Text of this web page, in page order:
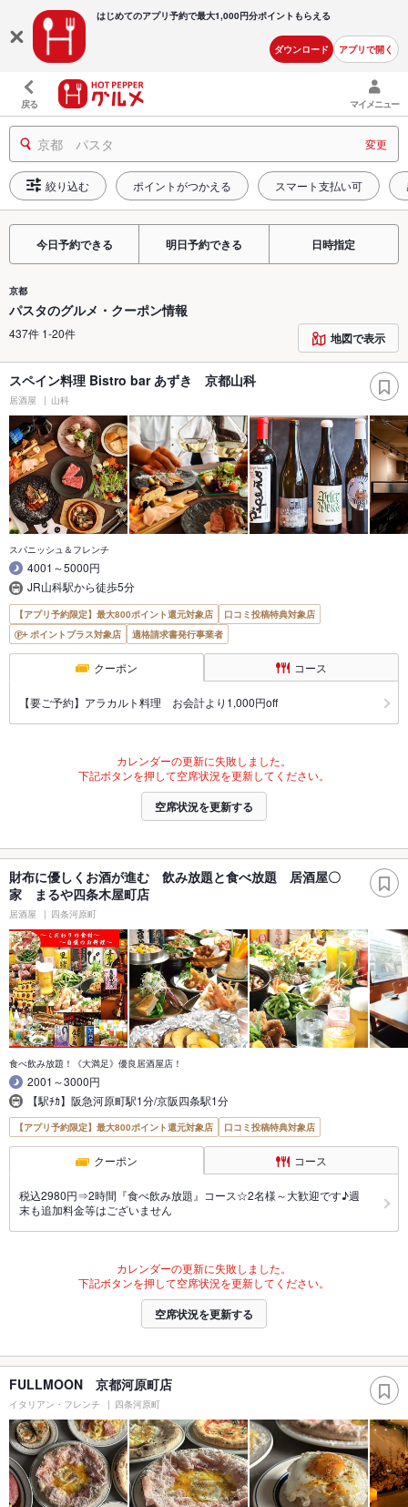
はじめてのアプリ予約で最大1,000円分ポイントもらえる
ダウンロード アプリで開く
戻る マイメニュー
京都 パスタ 変更
絞り込む ポイントがつかえる スマート支払い可
今日予約できる 明日予約できる 日時指定
京都
パスタのグルメ・クーポン情報
437件 1-20件 地図で表示
スペイン料理 Bistro bar あずき 京都山科
居酒屋 山科
スパニッシュ＆フレンチ
4001～5000円
JR山科駅から徒歩5分
【アプリ予約限定】最大800ポイント還元対象店
口コミ投稿特典対象店
ポイントプラス対象店
適格請求書発行事業者
クーポン コース
【要ご予約】アラカルト料理 お会計より1,000円off
カレンダーの更新に失敗しました。
下記ボタンを押して空席状況を更新してください。
空席状況を更新する
財布に優しくお酒が進む 飲み放題と食べ放題 居酒屋〇
家 まるや四条木屋町店
居酒屋 四条河原町
食べ飲み放題！《大満足》優良居酒屋店！
2001～3000円
【駅ﾁｶ】阪急河原町駅1分/京阪四条駅1分
【アプリ予約限定】最大800ポイント還元対象店 口コミ投稿特典対象店
クーポン コース
税込2980円⇒2時間『食べ飲み放題』コース☆2名様～大歓迎です♪週
末も追加料金等はございません
カレンダーの更新に失敗しました。
下記ボタンを押して空席状況を更新してください。
空席状況を更新する
FULLMOON 京都河原町店
イタリアン・フレンチ 四条河原町